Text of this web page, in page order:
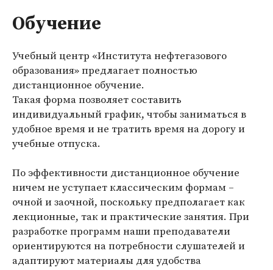
Обучение
Учебный центр «Института нефтегазового
образования» предлагает полностью
дистанционное обучение.
Такая форма позволяет составить
индивидуальный график, чтобы заниматься в
удобное время и не тратить время на дорогу и
учебные отпуска.
По эффективности дистанционное обучение
ничем не уступает классическим формам –
очной и заочной, поскольку предполагает как
лекционные, так и практические занятия. При
разработке программ наши преподаватели
ориентируются на потребности слушателей и
адаптируют материалы для удобства